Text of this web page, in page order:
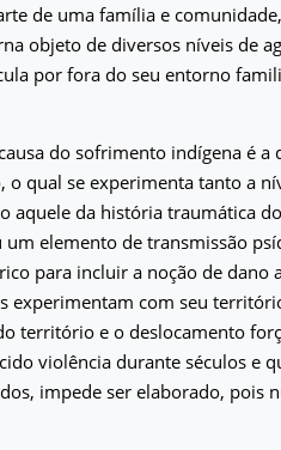
de uma família e
objeto de diversos níveis de
por fora do seu entorno
do sofrimento indígena é
o qual se experimenta tanto a
aquele da história traumática
elemento de transmissão
para incluir a noção de dano
experimentam com seu
território e o deslocamento
violência durante séculos e
impede ser elaborado, pois